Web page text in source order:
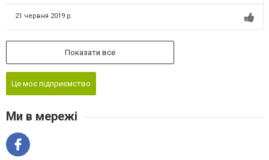
21 червня 2019 р.
Показати все
Це моє підприємство
Ми в мережі